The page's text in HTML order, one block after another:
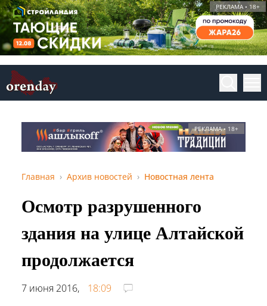
РЕКЛАМА • 18+
РЕКЛАМА • 18+
Главная Архив новостей Новостная лента
Осмотр разрушенного
здания на улице Алтайской
продолжается
7 июня 2016,
18:09